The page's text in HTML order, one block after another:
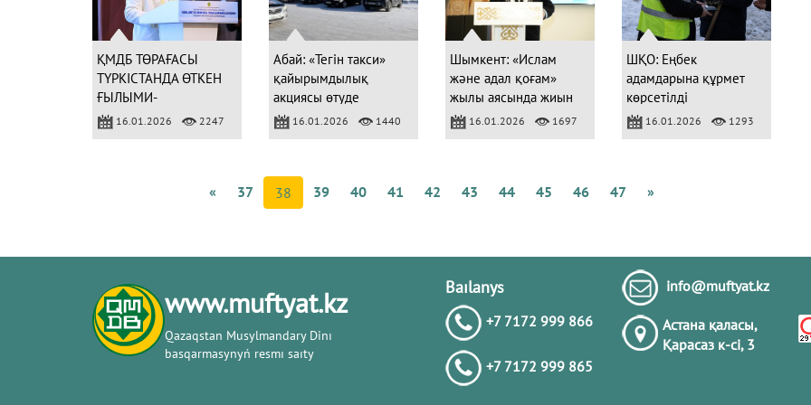
ҚМДБ ТӨРАҒАСЫ
ТҮРКІСТАНДА ӨТКЕН
ҒЫЛЫМИ-
ПРАКТИКАЛЫҚ
КОНФЕРЕНЦИЯСДА
16.01.2026 2247
Абай: «Тегін такси»
қайырымдылық
акциясы өтуде
16.01.2026 1440
Шымкент: «Ислам
және адал қоғам»
жылы аясында жиын
өтті16.01.2026 1697
ШҚО: Еңбек
адамдарына құрмет
көрсетілді
16.01.2026 1293
« 37 38 39 40 41 42 43 44 45 46 47 »
www.muftyat.kz
Qazaqstan Musylmandary Dіnı
basqarmasynyń resmı saıty
Baılanys
+7 7172 999 866
+7 7172 999 865
info@muftyat.kz
Астана қаласы,
Қарасаз к-сi, 3